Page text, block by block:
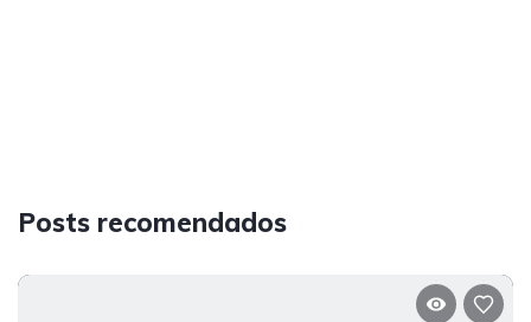
Posts recomendados